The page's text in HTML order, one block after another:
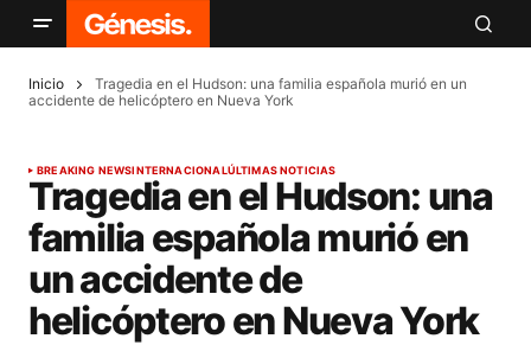
Inicio
Tragedia en el Hudson: una familia española murió en un
accidente de helicóptero en Nueva York
BREAKING NEWSINTERNACIONALÚLTIMAS NOTICIAS
Tragedia en el Hudson: una
familia española murió en
un accidente de
helicóptero en Nueva York